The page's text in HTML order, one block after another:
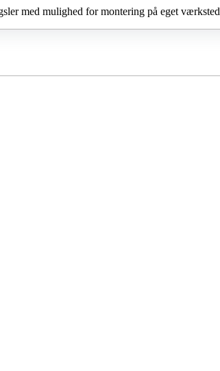
med mulighed for montering på eget værksted